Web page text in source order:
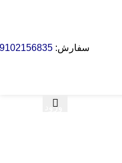
سفارش:
ورود / ثبت نام